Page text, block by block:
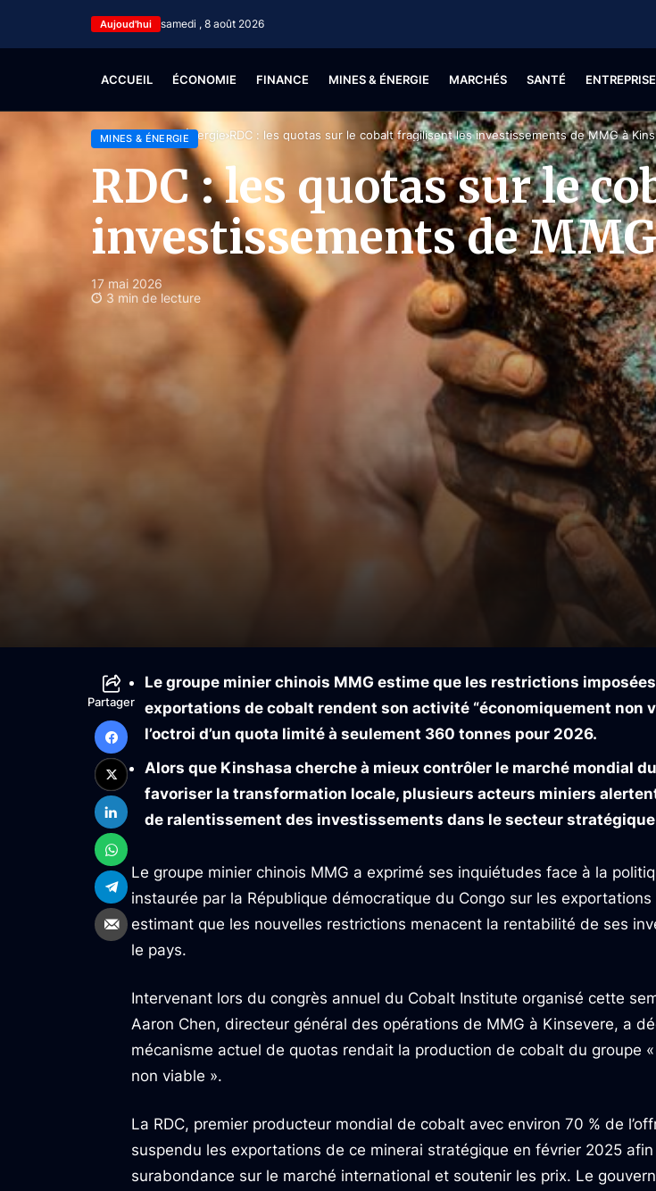
Aujoud'hui samedi , 8 août 2026
ACCUEIL ÉCONOMIE FINANCE MINES & ÉNERGIE MARCHÉS SANTÉ
Accueil Mines & Énergie RDC : les quotas sur le cobalt fragilisent les investissements de MMG à
MINES & ÉNERGIE
RDC : les quotas sur le
investissements de
17 mai 2026
3 min de lecture
Partager
Le groupe minier chinois MMG estime que les restrictions imposées
exportations de cobalt rendent son activité “économiquement non
l’octroi d’un quota limité à seulement 360 tonnes pour 2026.
Alors que Kinshasa cherche à mieux contrôler le marché mondial
favoriser la transformation locale, plusieurs acteurs miniers
de ralentissement des investissements dans le secteur
Le groupe minier chinois MMG a exprimé ses inquiétudes face à la
instaurée par la République démocratique du Congo sur les
estimant que les nouvelles restrictions menacent la rentabilité de ses
le pays.
Intervenant lors du congrès annuel du Cobalt Institute organisé cette
Aaron Chen, directeur général des opérations de MMG à Kinsevere, a
mécanisme actuel de quotas rendait la production de cobalt du groupe
non viable ».
La RDC, premier producteur mondial de cobalt avec environ 70 % de
suspendu les exportations de ce minerai stratégique en février 2025
surabondance sur le marché international et soutenir les prix. Le